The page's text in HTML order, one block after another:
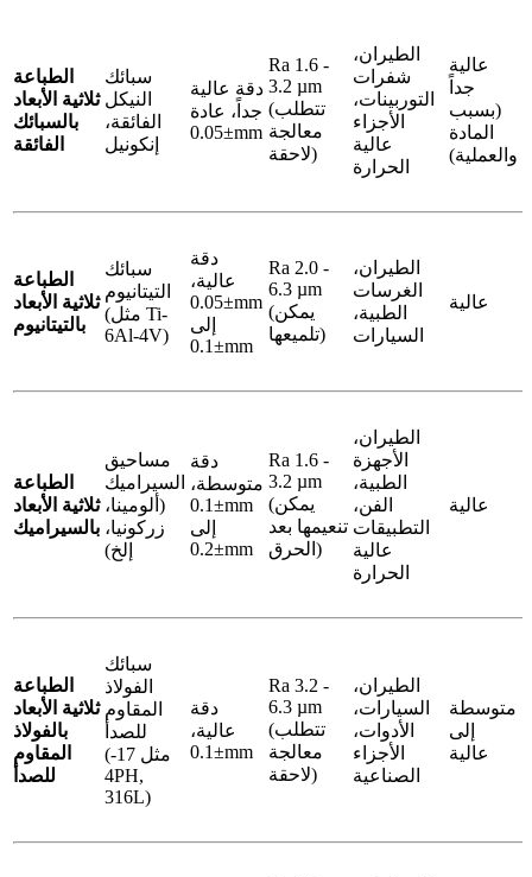
الطباعة
ثلاثية الأبعاد
بالسبائك
الفائقة
سبائك
النيكل
الفائقة،
إنكونيل
دقة عالية
جداً، عادة
±0.05mm
Ra 1.6 -
3.2 µm
(تتطلب
معالجة
لاحقة)
الطيران،
شفرات
التوربينات،
الأجزاء
عالية
الحرارة
عالية
جداً
(بسبب
المادة
والعملية)
الطباعة
ثلاثية الأبعاد
بالتيتانيوم
سبائك
التيتانيوم
(مثل Ti-
6Al-4V)
دقة
عالية،
±0.05mm
إلى
±0.1mm
Ra 2.0 -
6.3 µm
(يمكن
تلميعها)
الطيران،
الغرسات
الطبية،
السيارات
عالية
الطباعة
ثلاثية الأبعاد
بالسيراميك
مساحيق
السيراميك
(ألومينا،
زركونيا،
إلخ)
دقة
متوسطة،
±0.1mm
إلى
±0.2mm
Ra 1.6 -
3.2 µm
(يمكن
تنعيمها بعد
الحرق)
الطيران،
الأجهزة
الطبية،
الفن،
التطبيقات
عالية
الحرارة
عالية
الطباعة
ثلاثية الأبعاد
بالفولاذ
المقاوم
للصدأ
سبائك
الفولاذ
المقاوم
للصدأ
(مثل 17-
4PH,
316L)
دقة
عالية،
±0.1mm
Ra 3.2 -
6.3 µm
(تتطلب
معالجة
لاحقة)
الطيران،
السيارات،
الأدوات،
الأجزاء
الصناعية
متوسطة
إلى
عالية